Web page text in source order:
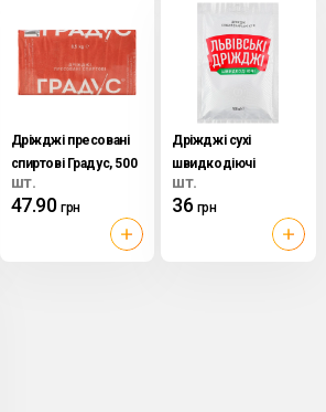
Дріжджі пресовані
спиртові Градус, 500
гшт.
47.90 грн
Дріжджі сухі
швидкодіючі
Львівські дріжджі,
100 г
шт.
36 грн